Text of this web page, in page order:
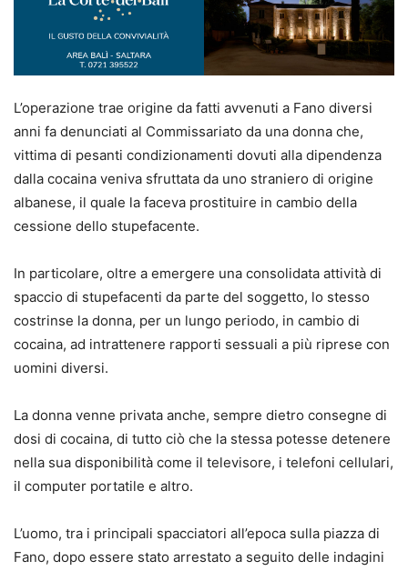
L’operazione trae origine da fatti avvenuti a Fano diversi
anni fa denunciati al Commissariato da una donna che,
vittima di pesanti condizionamenti dovuti alla dipendenza
dalla cocaina veniva sfruttata da uno straniero di origine
albanese, il quale la faceva prostituire in cambio della
cessione dello stupefacente.
In particolare, oltre a emergere una consolidata attività di
spaccio di stupefacenti da parte del soggetto, lo stesso
costrinse la donna, per un lungo periodo, in cambio di
cocaina, ad intrattenere rapporti sessuali a più riprese con
uomini diversi.
La donna venne privata anche, sempre dietro consegne di
dosi di cocaina, di tutto ciò che la stessa potesse detenere
nella sua disponibilità come il televisore, i telefoni cellulari,
il computer portatile e altro.
L’uomo, tra i principali spacciatori all’epoca sulla piazza di
Fano, dopo essere stato arrestato a seguito delle indagini